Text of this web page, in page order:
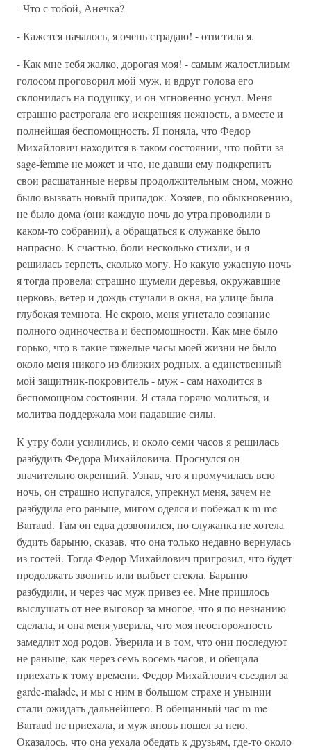
- Что с тобой, Анечка?
- Кажется началось, я очень страдаю! - ответила я.
- Как мне тебя жалко, дорогая моя! - самым жалостливым
голосом проговорил мой муж, и вдруг голова его
склонилась на подушку, и он мгновенно уснул. Меня
страшно растрогала его искренняя нежность, а вместе и
полнейшая беспомощность. Я поняла, что Федор
Михайлович находится в таком состоянии, что пойти за
sage-femme не может и что, не давши ему подкрепить
свои расшатанные нервы продолжительным сном, можно
было вызвать новый припадок. Хозяев, по обыкновению,
не было дома (они каждую ночь до утра проводили в
каком-то собрании), а обращаться к служанке было
напрасно. К счастью, боли несколько стихли, и я
решилась терпеть, сколько могу. Но какую ужасную ночь
я тогда провела: страшно шумели деревья, окружавшие
церковь, ветер и дождь стучали в окна, на улице была
глубокая темнота. Не скрою, меня угнетало сознание
полного одиночества и беспомощности. Как мне было
горько, что в такие тяжелые часы моей жизни не было
около меня никого из близких родных, а единственный
мой защитник-покровитель - муж - сам находится в
беспомощном состоянии. Я стала горячо молиться, и
молитва поддержала мои падавшие силы.
К утру боли усилились, и около семи часов я решилась
разбудить Федора Михайловича. Проснулся он
значительно окрепший. Узнав, что я промучилась всю
ночь, он страшно испугался, упрекнул меня, зачем не
разбудила его раньше, мигом оделся и побежал к m-me
Barraud. Там он едва дозвонился, но служанка не хотела
будить барыню, сказав, что она только недавно вернулась
из гостей. Тогда Федор Михайлович пригрозил, что будет
продолжать звонить или выбьет стекла. Барыню
разбудили, и через час муж привез ее. Мне пришлось
выслушать от нее выговор за многое, что я по незнанию
сделала, и она меня уверила, что моя неосторожность
замедлит ход родов. Уверила и в том, что они последуют
не раньше, как через семь-восемь часов, и обещала
приехать к тому времени. Федор Михайлович съездил за
garde-malade, и мы с ним в большом страхе и унынии
стали ожидать дальнейшего. В обещанный час m-me
Barraud не приехала, и муж вновь пошел за нею.
Оказалось, что она уехала обедать к друзьям, где-то около